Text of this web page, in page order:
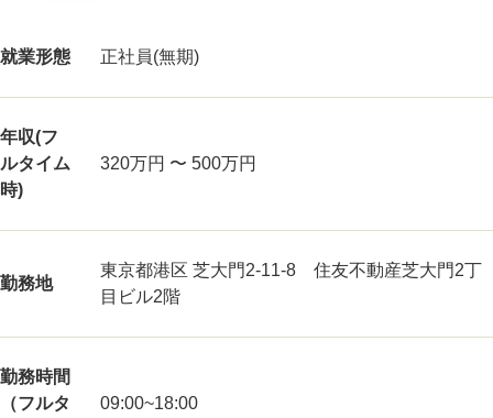
就業形態 正社員(無期)
年収(フ
ルタイム
時)
320万円 〜 500万円
勤務地
東京都港区 芝大門2-11-8 住友不動産芝大門2丁
目ビル2階
勤務時間
（フルタ
09:00~18:00